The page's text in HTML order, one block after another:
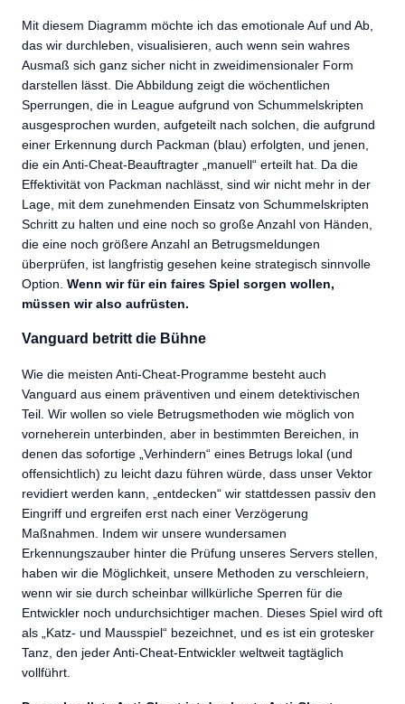
Mit diesem Diagramm möchte ich das emotionale Auf und Ab,
das wir durchleben, visualisieren, auch wenn sein wahres
Ausmaß sich ganz sicher nicht in zweidimensionaler Form
darstellen lässt. Die Abbildung zeigt die wöchentlichen
Sperrungen, die in League aufgrund von Schummelskripten
ausgesprochen wurden, aufgeteilt nach solchen, die aufgrund
einer Erkennung durch Packman (blau) erfolgten, und jenen,
die ein Anti-Cheat-Beauftragter „manuell“ erteilt hat. Da die
Effektivität von Packman nachlässt, sind wir nicht mehr in der
Lage, mit dem zunehmenden Einsatz von Schummelskripten
Schritt zu halten und eine noch so große Anzahl von Händen,
die eine noch größere Anzahl an Betrugsmeldungen
überprüfen, ist langfristig gesehen keine strategisch sinnvolle
Option. Wenn wir für ein faires Spiel sorgen wollen,
müssen wir also aufrüsten.
Vanguard betritt die Bühne
Wie die meisten Anti-Cheat-Programme besteht auch
Vanguard aus einem präventiven und einem detektivischen
Teil. Wir wollen so viele Betrugsmethoden wie möglich von
vorneherein unterbinden, aber in bestimmten Bereichen, in
denen das sofortige „Verhindern“ eines Betrugs lokal (und
offensichtlich) zu leicht dazu führen würde, dass unser Vektor
revidiert werden kann, „entdecken“ wir stattdessen passiv den
Eingriff und ergreifen erst nach einer Verzögerung
Maßnahmen. Indem wir unsere wundersamen
Erkennungszauber hinter die Prüfung unseres Servers stellen,
haben wir die Möglichkeit, unsere Methoden zu verschleiern,
wenn wir sie durch scheinbar willkürliche Sperren für die
Entwickler noch undurchsichtiger machen. Dieses Spiel wird oft
als „Katz- und Mausspiel“ bezeichnet, und es ist ein grotesker
Tanz, den jeder Anti-Cheat-Entwickler weltweit tagtäglich
vollführt.